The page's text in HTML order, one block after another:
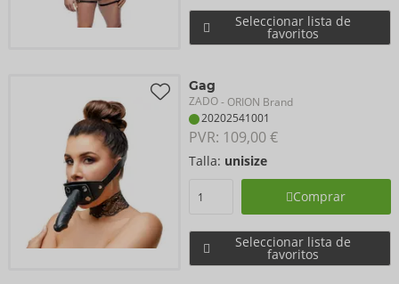
Seleccionar lista de
favoritos
Gag
ZADO- ORION Brand
20202541001
PVR: 109,00 €
Talla: unisize
Comprar
Seleccionar lista de
favoritos